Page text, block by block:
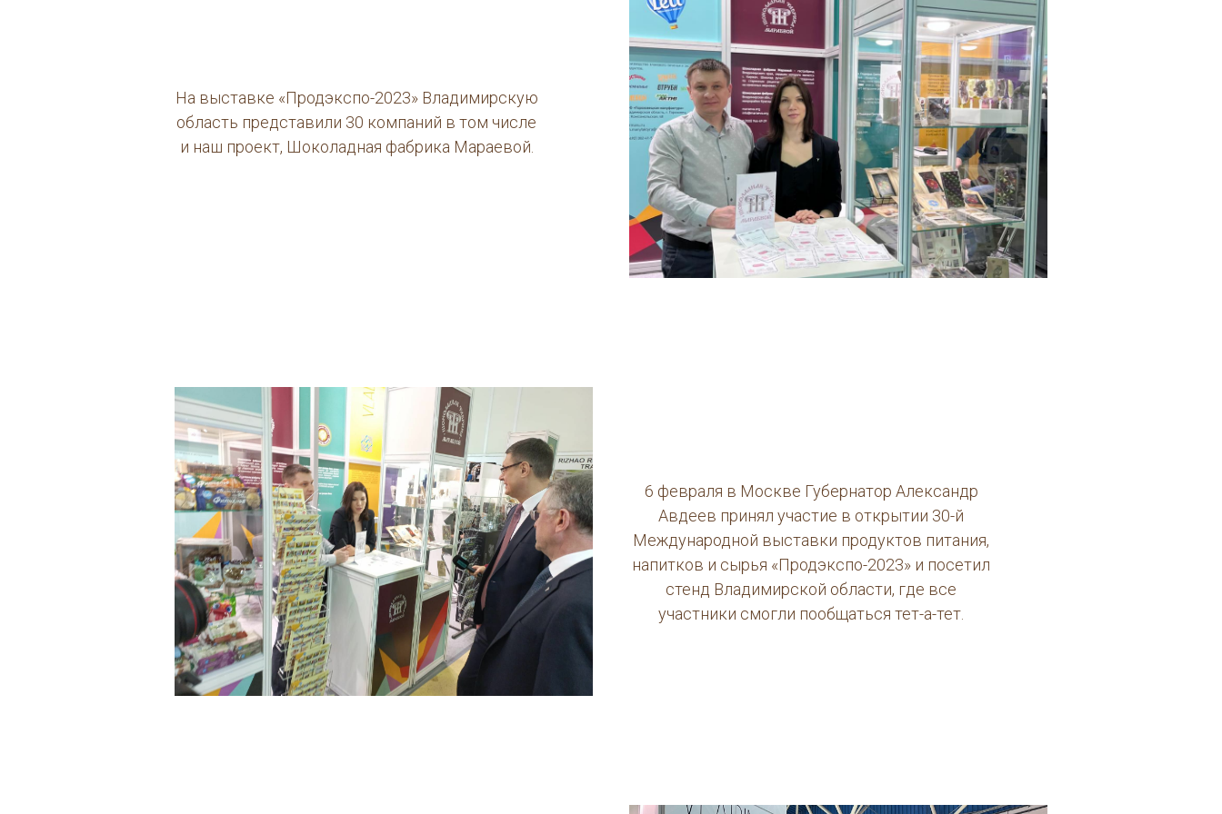
На выставке «Продэкспо-2023» Владимирскую
область представили 30 компаний в том числе
и наш проект, Шоколадная фабрика Мараевой.
6 февраля в Москве Губернатор Александр
Авдеев принял участие в открытии 30-й
Международной выставки продуктов питания,
напитков и сырья «Продэкспо-2023» и посетил
стенд Владимирской области, где все
участники смогли пообщаться тет-а-тет.